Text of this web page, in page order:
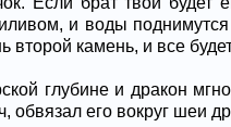
и воды
второй камень, и все
глубине и дракон
обвязал его вокруг шеи